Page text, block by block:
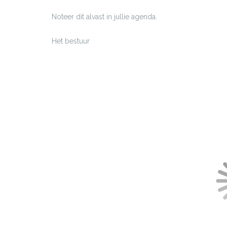
Noteer dit alvast in jullie agenda.
Het bestuur